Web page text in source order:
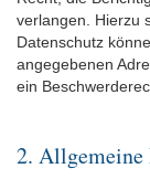
verlangen. Hierzu
Datenschutz
angegebenen
ein
2.